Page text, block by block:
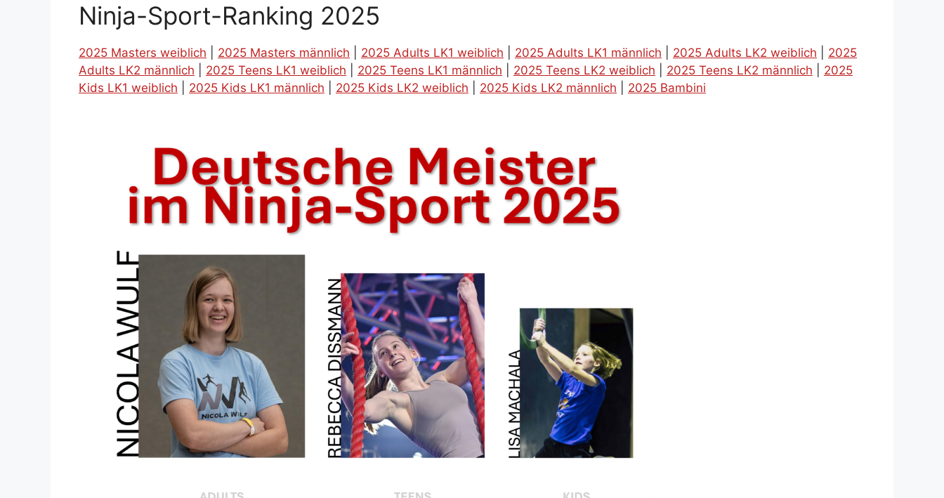
Ninja-Sport-Ranking 2025
2025 Masters weiblich 2025 Masters männlich 2025 Adults LK1 weiblich 2025 Adults LK1 männlich 2025 Adults LK2 weiblich
2025
Adults LK2 männlich
2025 Teens LK1 weiblich 2025 Teens LK1 männlich 2025 Teens LK2 weiblich 2025 Teens LK2 männlich
2025
Kids LK1 weiblich
2025 Kids LK1 männlich 2025 Kids LK2 weiblich 2025 Kids LK2 männlich 2025 Bambini